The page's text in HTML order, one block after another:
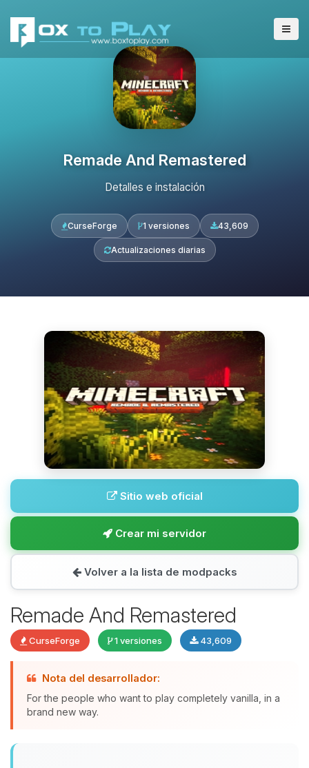
Remade And Remastered
Detalles e instalación
CurseForge 1 versiones 43,609
Actualizaciones diarias
Sitio web oficial
Crear mi servidor
Volver a la lista de modpacks
Remade And Remastered
CurseForge 1 versiones 43,609
Nota del desarrollador:
For the people who want to play completely vanilla, in a
brand new way.
Yupi, por fin alguien con quien
hablar! Soy Choupy, tu pequeno
asistente de BoxToPlay. Cuentame